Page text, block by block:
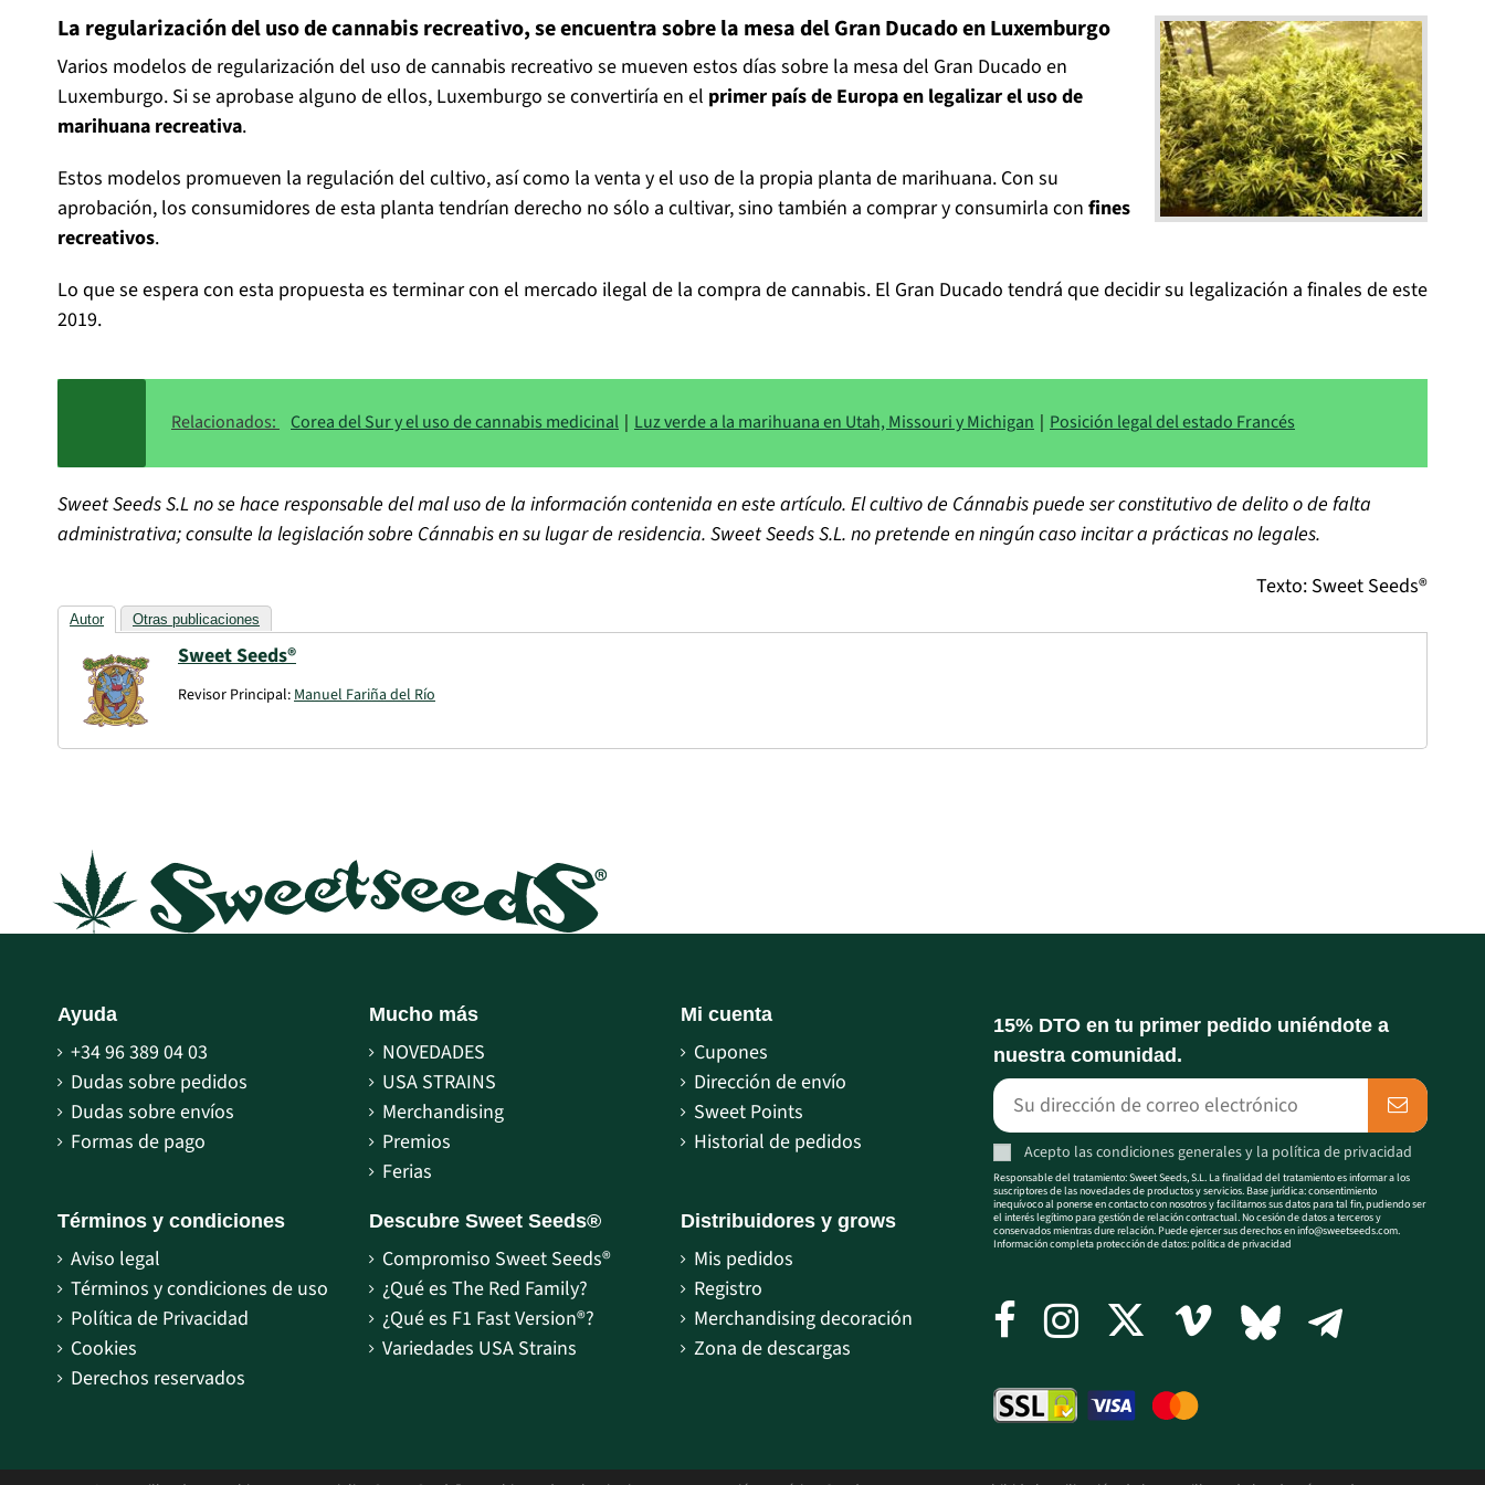
La regularización del uso de cannabis recreativo, se encuentra sobre la mesa del Gran Ducado en Luxemburgo
Varios modelos de regularización del uso de cannabis recreativo se mueven estos días sobre la mesa del Gran Ducado en
Luxemburgo. Si se aprobase alguno de ellos, Luxemburgo se convertiría en el primer país de Europa en legalizar el uso de
marihuana recreativa.
Estos modelos promueven la regulación del cultivo, así como la venta y el uso de la propia planta de marihuana. Con su
aprobación, los consumidores de esta planta tendrían derecho no sólo a cultivar, sino también a comprar y consumirla con fines
recreativos.
Lo que se espera con esta propuesta es terminar con el mercado ilegal de la compra de cannabis. El Gran Ducado tendrá que decidir su legalización a finales de este
2019.
Relacionados: Corea del Sur y el uso de cannabis medicinal | Luz verde a la marihuana en Utah, Missouri y Michigan | Posición legal del estado Francés
Sweet Seeds S.L no se hace responsable del mal uso de la información contenida en este artículo. El cultivo de Cánnabis puede ser constitutivo de delito o de falta
administrativa; consulte la legislación sobre Cánnabis en su lugar de residencia. Sweet Seeds S.L. no pretende en ningún caso incitar a prácticas no legales.
Texto: Sweet Seeds®
Autor Otras publicaciones
Sweet Seeds®
Revisor Principal: Manuel Fariña del Río
Ayuda
+34 96 389 04 03
Dudas sobre pedidos
Dudas sobre envíos
Formas de pago
Mucho más
NOVEDADES
USA STRAINS
Merchandising
Premios
Ferias
Mi cuenta
Cupones
Dirección de envío
Sweet Points
Historial de pedidos
Términos y condiciones
Aviso legal
Términos y condiciones de uso
Política de Privacidad
Cookies
Derechos reservados
Descubre Sweet Seeds®
Compromiso Sweet Seeds®
¿Qué es The Red Family?
¿Qué es F1 Fast Version®?
Variedades USA Strains
Distribuidores y grows
Mis pedidos
Registro
Merchandising decoración
Zona de descargas
15% DTO en tu primer pedido uniéndote a
nuestra comunidad.
Acepto lascondiciones generalesy la política de privacidad
Responsable del tratamiento: Sweet Seeds, S.L. La finalidad del tratamiento es informar a los
suscriptores de las novedades de productos y servicios. Base jurídica: consentimiento
inequívoco al ponerse en contacto con nosotros y facilitarnos sus datos para tal fin, pudiendo ser
el interés legítimo para gestión de relación contractual. No cesión de datos a terceros y
conservados mientras dure relación. Puede ejercer sus derechos eninfo@sweetseeds.com.
Información completa protección de datos:política de privacidad